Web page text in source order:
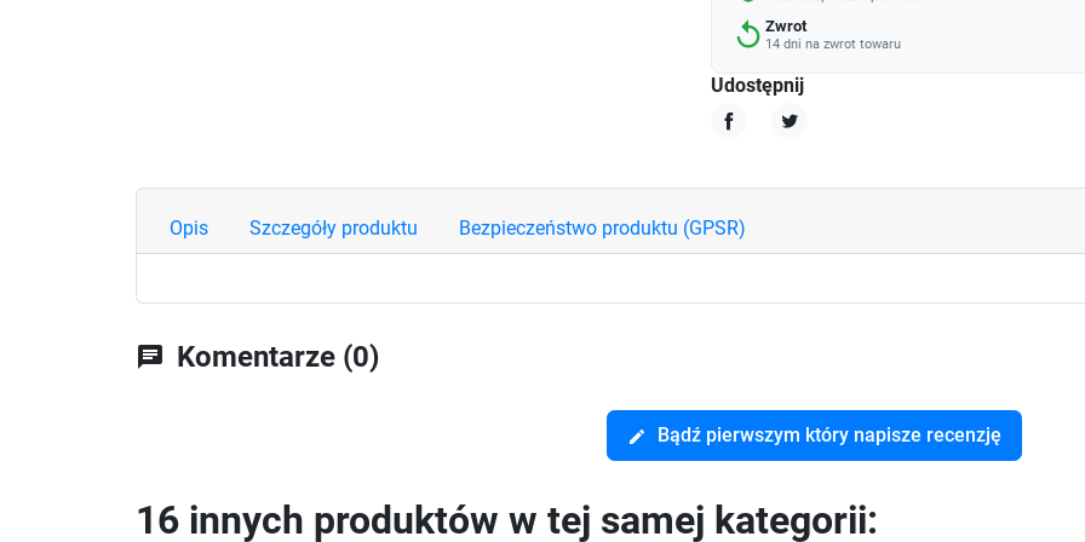
replay Zwrot
14 dni na zwrot towaru
Udostępnij
Opis Szczegóły produktu Bezpieczeństwo produktu (GPSR)
chat Komentarze (0)
edit Bądź pierwszym który napisze recenzję
16 innych produktów w tej samej kategorii: